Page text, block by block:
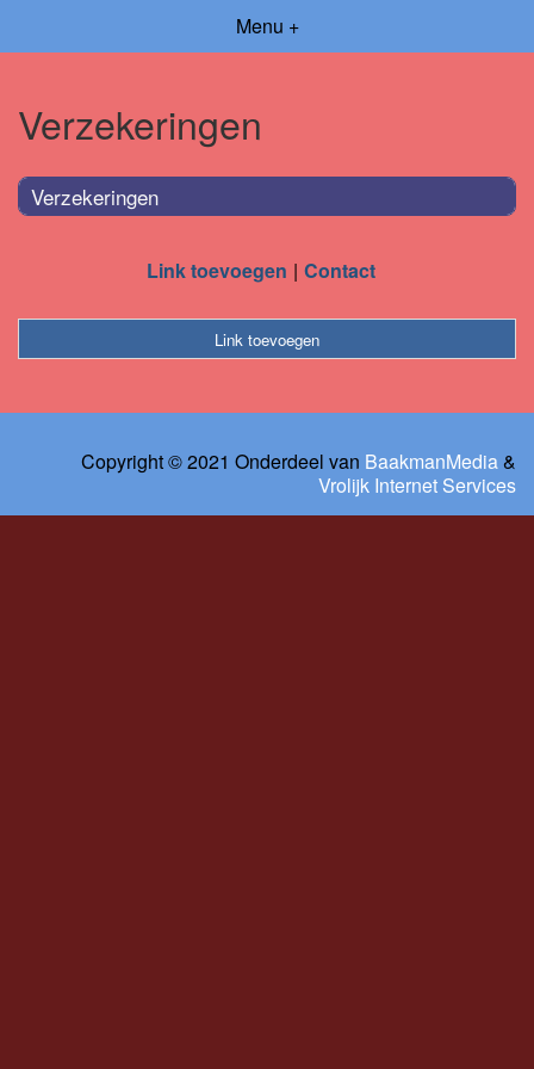
Menu +
Verzekeringen
Verzekeringen
Link toevoegen Contact
Link toevoegen
Copyright © 2021 Onderdeel van BaakmanMedia&
Vrolijk Internet Services